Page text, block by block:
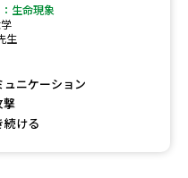
生命現象
生
ニケーション
撃
続ける